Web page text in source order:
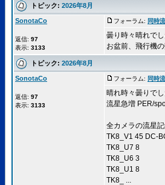
トピック: 2026年8月
SonotaCo
返信: 97
表示: 3133
フォーラム: 同時
曇り時々晴れで
お盆前、飛行機
トピック: 2026年8月
SonotaCo
返信: 97
表示: 3133
フォーラム: 同時
晴れ時々曇りでし
流星急増 PER/
全カメラの流星
TK8_V1 45 DC-
TK8_U7 8
TK8_U6 3
TK8_U1 8
TK8_ ...